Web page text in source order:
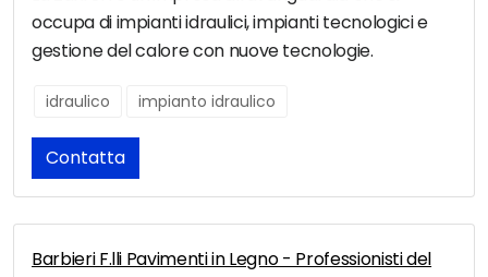
occupa di impianti idraulici, impianti tecnologici e
gestione del calore con nuove tecnologie.
idraulico impianto idraulico
Contatta
Barbieri F.lli Pavimenti in Legno - Professionisti del